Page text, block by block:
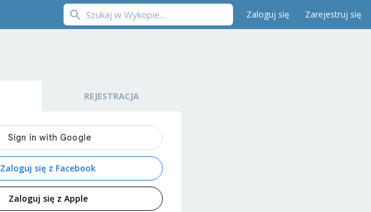
Zaloguj się Zarejestruj się
REJESTRACJA
Zaloguj się z Facebook
Zaloguj się z Apple